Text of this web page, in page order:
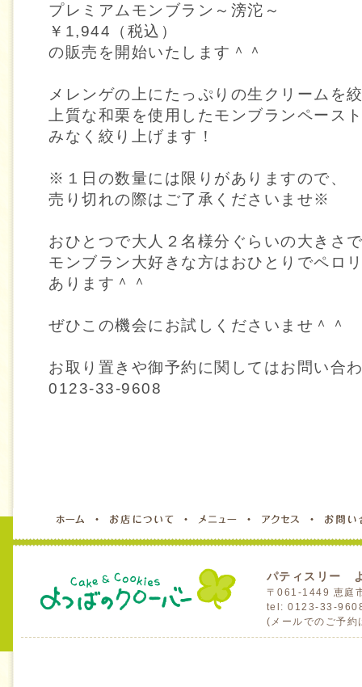
プレミアムモンブラン～滂沱～
￥1,944（税込）
の販売を開始いたします＾＾
メレンゲの上にたっぷりの生クリームを
上質な和栗を使用したモンブランペース
みなく絞り上げます！
※１日の数量には限りがありますので、
売り切れの際はご了承くださいませ※
おひとつで大人２名様分ぐらいの大きさ
モンブラン大好きな方はおひとりでペロ
あります＾＾
ぜひこの機会にお試しくださいませ＾＾
お取り置きや御予約に関してはお問い合
0123-33-9608
パティスリー
〒061-1449 恵庭
tel: 0123-33-
(メールでのご予約